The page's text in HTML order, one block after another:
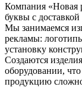
Компания «Новая
буквы с
Мы занимаемся
рекламы:
установку
Создаются
оборудовании,
продукцию